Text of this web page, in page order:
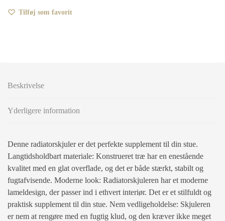
Tilføj som favorit
Beskrivelse
Yderligere information
Denne radiatorskjuler er det perfekte supplement til din stue.
Langtidsholdbart materiale: Konstrueret træ har en enestående
kvalitet med en glat overflade, og det er både stærkt, stabilt og
fugtafvisende. Moderne look: Radiatorskjuleren har et moderne
lameldesign, der passer ind i ethvert interiør. Det er et stilfuldt og
praktisk supplement til din stue. Nem vedligeholdelse: Skjuleren
er nem at rengøre med en fugtig klud, og den kræver ikke meget